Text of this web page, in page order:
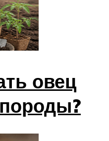
овец